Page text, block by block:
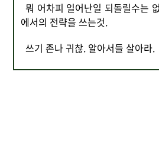
뭐 어차피 일어난일 되돌릴수는
에서의 전략을 쓰는것.
쓰기 존나 귀찮. 알아서들 살아라.